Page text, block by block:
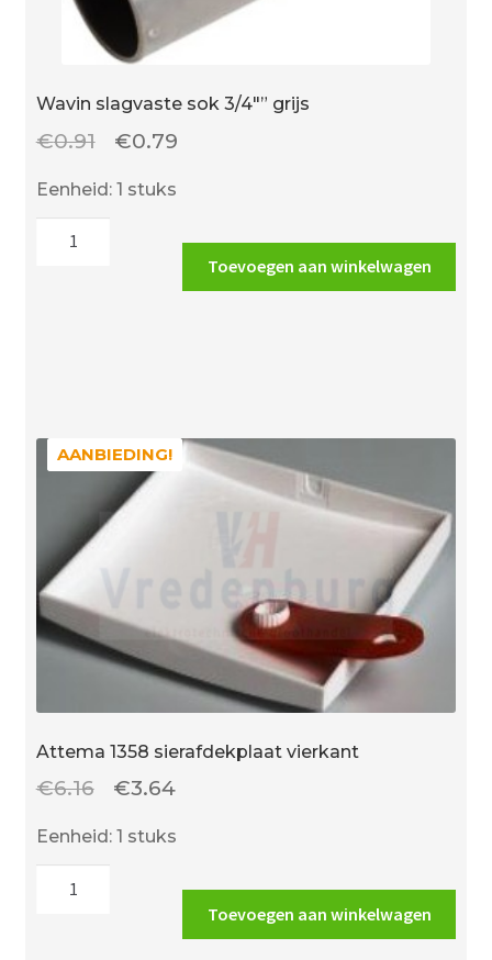
Wavin slagvaste sok 3/4″” grijs
€0.91
Oorspronkelijke
€0.79Huidige
€0.79.
Eenheid: 1 stuks
Toevoegen aan winkelwagen
AANBIEDING!
Attema 1358 sierafdekplaat vierkant
AANBIEDING!
€6.16
Oorspronkelijke
€3.64Huidige
€3.64.
Eenheid: 1 stuks
Toevoegen aan winkelwagen